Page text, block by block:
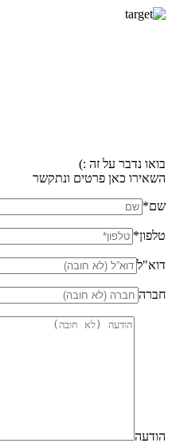
בואו נדבר על זה :)
השאירו כאן פרטים ונתקשר
שם*
טלפון*
דוא"ל
חברה
הודעה